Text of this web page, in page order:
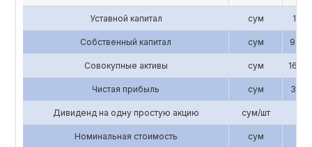
Уставной капитал сум
Собственный капитал сум
Совокупные активы сум
Чистая прибыль сум
Дивиденд на одну простую акцию сум/шт
Номинальная стоимость сум